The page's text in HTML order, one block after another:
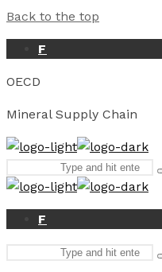
Back to the top
F
OECD
Mineral Supply Chain
for:
F